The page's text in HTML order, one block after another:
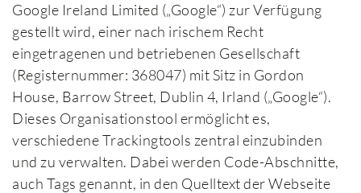
Google Ireland Limited („Google“) zur Verfügung
gestellt wird, einer nach irischem Recht
eingetragenen und betriebenen Gesellschaft
(Registernummer: 368047) mit Sitz in Gordon
House, Barrow Street, Dublin 4, Irland („Google“).
Dieses Organisationstool ermöglicht es,
verschiedene Trackingtools zentral einzubinden
und zu verwalten. Dabei werden Code-Abschnitte,
auch Tags genannt, in den Quelltext der Webseite